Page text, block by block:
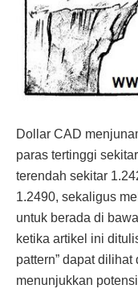
Dollar CAD
paras tertinggi
terendah sekitar
1.2490, sekaligus
untuk berada di
ketika artikel ini
pattern” dapat
menunjukkan